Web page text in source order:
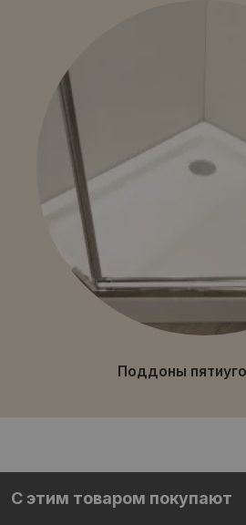
Поддоны
С этим товаром покупают